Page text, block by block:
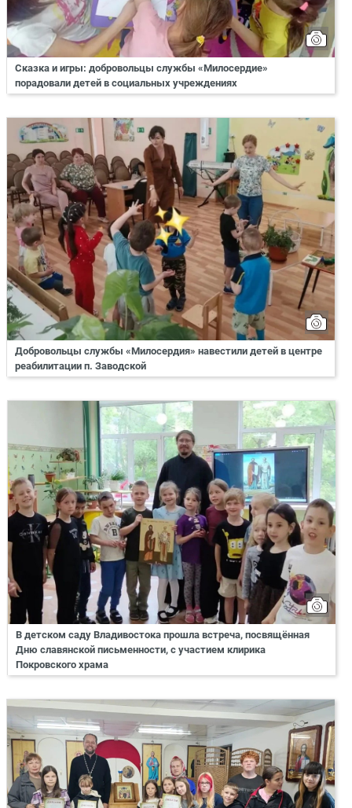
Сказка и игры: добровольцы службы «Милосердие»
порадовали детей в социальных учреждениях
Добровольцы службы «Милосердия» навестили детей в центре
реабилитации п. Заводской
В детском саду Владивостока прошла встреча, посвящённая
Дню славянской письменности, с участием клирика
Покровского храма